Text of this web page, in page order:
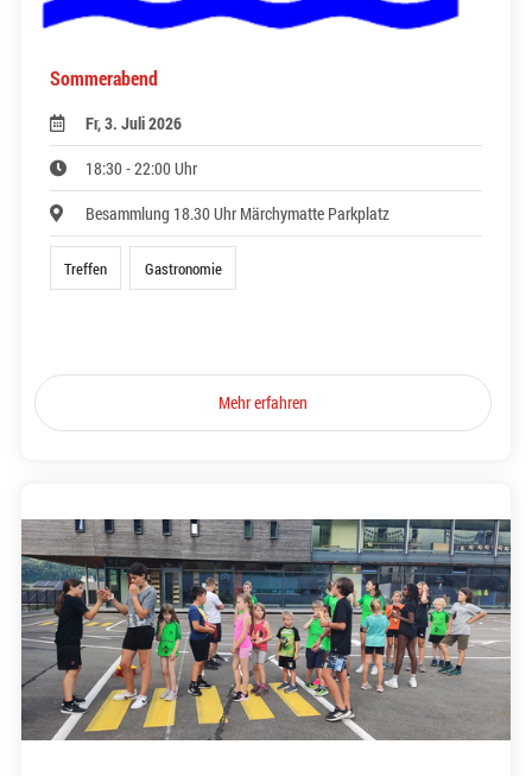
Sommerabend
Fr, 3. Juli 2026
18:30 - 22:00 Uhr
Besammlung 18.30 Uhr Märchymatte Parkplatz
Treffen Gastronomie
Mehr erfahren